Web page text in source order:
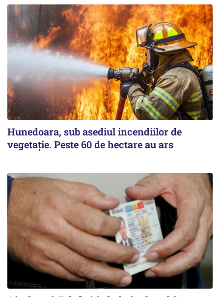
Hunedoara, sub asediul incendiilor de
vegetație. Peste 60 de hectare au ars